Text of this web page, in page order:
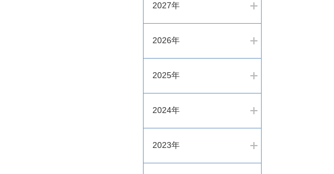
2027年
2026年
2025年
2024年
2023年